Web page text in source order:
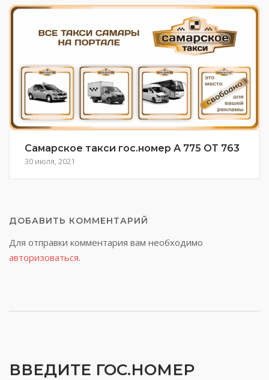
Самарское такси гос.номер А 775 ОТ 763
30 июля, 2021
ДОБАВИТЬ КОММЕНТАРИЙ
Для отправки комментария вам необходимо
авторизоваться.
ВВЕДИТЕ ГОС.НОМЕР